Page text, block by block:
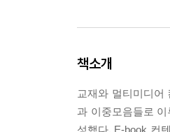
책소개
교재와 멀티미디어
과 이중모음들로